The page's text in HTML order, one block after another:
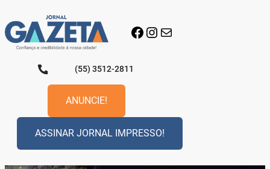
para
o
conteúdo
Facebook
Instagram
E-mail
(55) 3512-2811
ANUNCIE!
ASSINAR JORNAL IMPRESSO!